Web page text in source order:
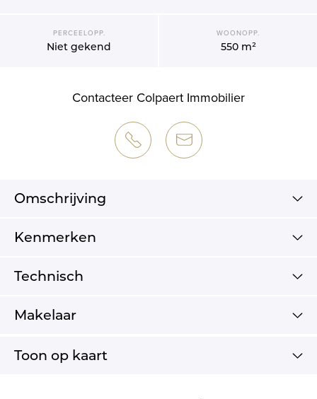
PERCEELOPP.
Niet gekend
WOONOPP.
550 m²
Contacteer Colpaert Immobilier
Omschrijving
Kenmerken
Technisch
Makelaar
Toon op kaart